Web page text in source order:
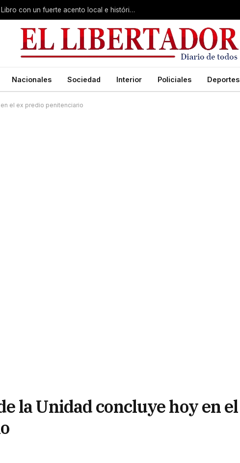
Virasoro inauguró la 7ª Feria del Libro con un fuerte acento local e histórico
Nacionales Sociedad Interior Policiales Deportes
el ex predio penitenciario
la Unidad concluye hoy en el